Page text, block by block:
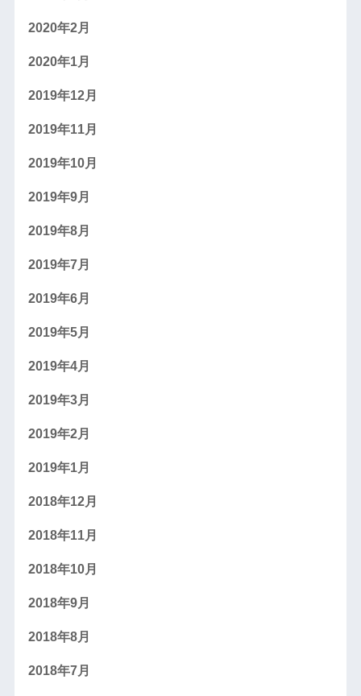
2020年2月
2020年1月
2019年12月
2019年11月
2019年10月
2019年9月
2019年8月
2019年7月
2019年6月
2019年5月
2019年4月
2019年3月
2019年2月
2019年1月
2018年12月
2018年11月
2018年10月
2018年9月
2018年8月
2018年7月